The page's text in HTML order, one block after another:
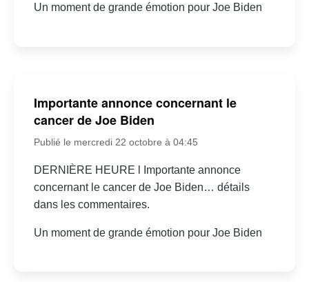
Un moment de grande émotion pour Joe Biden
Importante annonce concernant le
cancer de Joe Biden
Publié le mercredi 22 octobre à 04:45
DERNIÈRE HEURE l Importante annonce
concernant le cancer de Joe Biden… détails
dans les commentaires.
Un moment de grande émotion pour Joe Biden